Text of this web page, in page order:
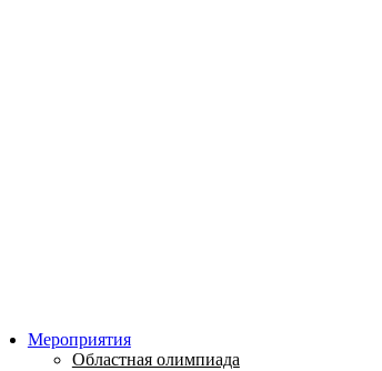
Мероприятия
Областная олимпиада